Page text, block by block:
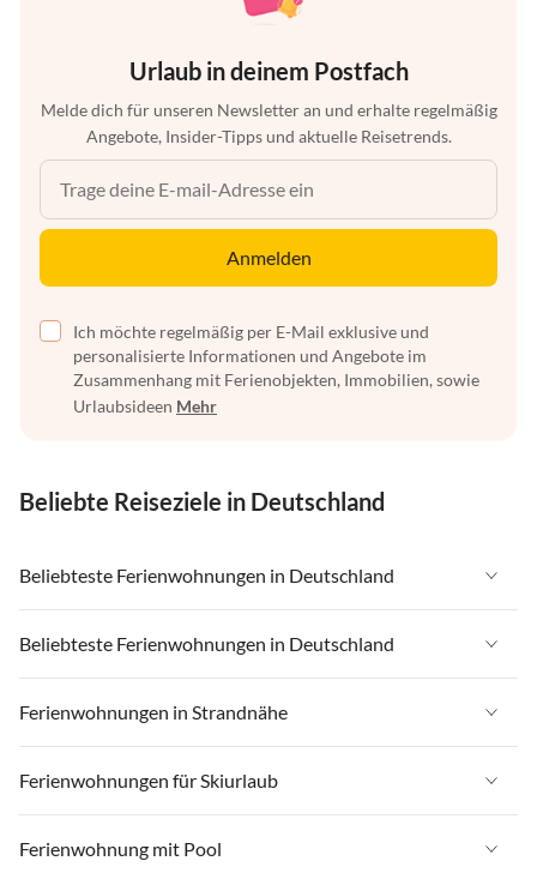
Urlaub in deinem Postfach
Melde dich für unseren Newsletter an und erhalte regelmäßig
Angebote, Insider-Tipps und aktuelle Reisetrends.
Anmelden
Ich möchte regelmäßig per E-Mail exklusive und
personalisierte Informationen und Angebote im
Zusammenhang mit Ferienobjekten, Immobilien, sowie
Urlaubsideen Mehr
Beliebte Reiseziele in Deutschland
Beliebteste Ferienwohnungen in Deutschland
Ferienwohnungen in Deutschland
Ferienwohnungen in Ostsee
Ferienwohnungen in Nordsee
Ferienwohnungen in Mecklenburg-Vorpommern
Ferienwohnungen in Niedersachsen
Beliebteste Ferienwohnungen in Deutschland
Ferienwohnungen in Deutschland
Ferienwohnungen in Ostsee
Ferienwohnungen in Nordsee
Ferienwohnungen in Strandnähe
Ferienwohnungen in Strandnähe in Deutschland
Ferienwohnungen in Strandnähe in Ostsee
Ferienwohnungen in Strandnähe in Nordsee
Ferienwohnungen für Skiurlaub
Ferienwohnungen für Skiurlaub in Deutschland
Ferienwohnung mit Pool